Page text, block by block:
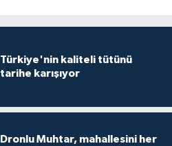
Türkiye'nin kaliteli tütünü
tarihe karışıyor
Dronlu Muhtar, mahallesini her